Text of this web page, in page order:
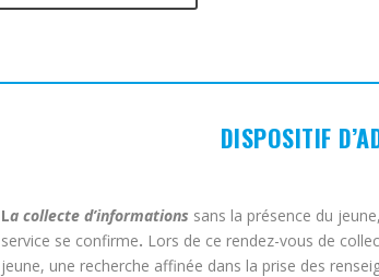
DISPOSITIF
La collecte d’informations sans la présence du
service se confirme. Lors de ce rendez-vous de
jeune, une recherche affinée dans la prise des